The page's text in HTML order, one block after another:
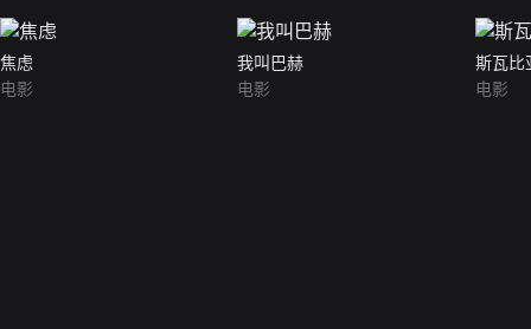
焦虑
电影
我叫巴赫
电影
斯瓦比
电影